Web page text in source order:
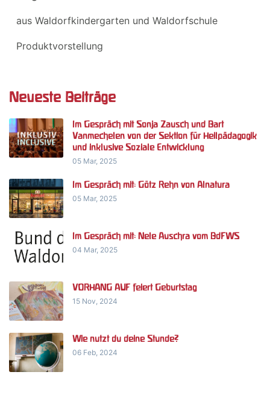
aus Waldorfkindergarten und Waldorfschule
Produktvorstellung
Neueste Beiträge
Im Gespräch mit Sonja Zausch und Bart
Vanmechelen von der Sektion für Heilpädagogik
und inklusive Soziale Entwicklung
05 Mar, 2025
Im Gespräch mit: Götz Rehn von Alnatura
05 Mar, 2025
Im Gespräch mit: Nele Auschra vom BdFWS
04 Mar, 2025
VORHANG AUF feiert Geburtstag
15 Nov, 2024
Wie nutzt du deine Stunde?
06 Feb, 2024